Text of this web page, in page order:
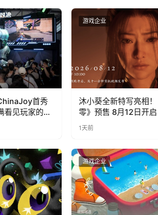
首秀
看见玩家的真
游戏企业
沐小葵全新特写亮相
零》预售 8月12日开启
1天前
游戏企业